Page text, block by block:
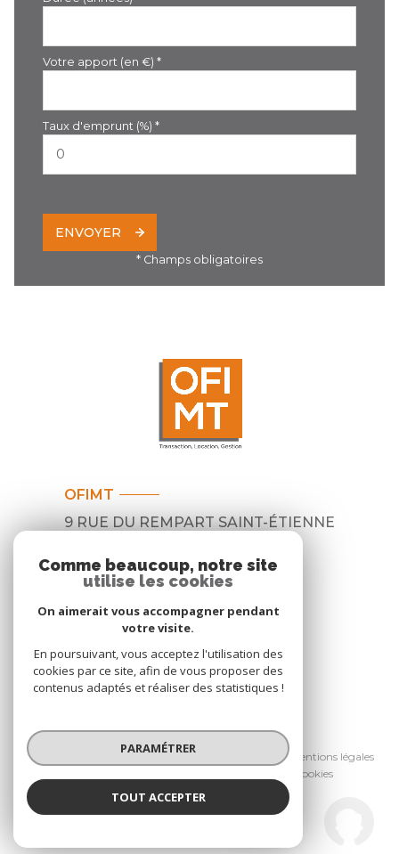
Votre apport (en €) *
Taux d'emprunt (%) *
ENVOYER
* Champs obligatoires
OFIMT
OFIMT
9 RUE DU REMPART SAINT-ÉTIENNE
05 62 30 44 30
© 2026 | Tous droits réservés
Nos honoraires
Nos partenaires
Mentions légales
Cookies
Comme beaucoup, notre site
utilise les cookies
On aimerait vous accompagner pendant
votre visite.
En poursuivant, vous acceptez l'utilisation des
cookies par ce site, afin de vous proposer des
contenus adaptés et réaliser des statistiques !
PARAMÉTRER
TOUT ACCEPTER